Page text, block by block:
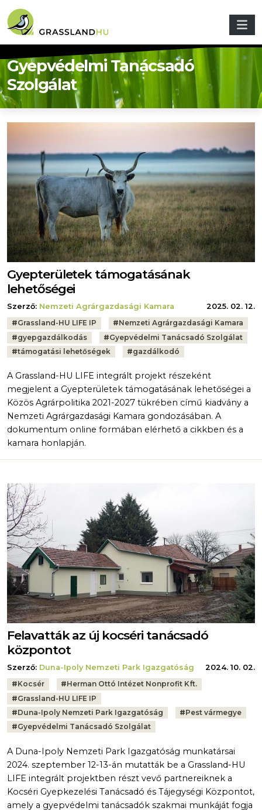
Gyepvédelmi Tanácsadó
Szolgálat
Gyepterületek támogatásának
lehetőségei
Szerző: Nemzeti Agrárgazdasági Kamara
2025. 02. 12.
Tags:
#Grassland-HU LIFE IP #Nemzeti Agrárgazdasági Kamara
#gyepgazdálkodás #Gyepvédelmi Tanácsadó Szolgálat
#támogatási lehetőségek #gazdálkodó
A Grassland-HU LIFE integrált projekt részeként
megjelent a Gyepterületek támogatásának lehetőségei a
Közös Agrárpolitika 2021-2027 tükrében című kiadvány a
Nemzeti Agrárgazdasági Kamara gondozásában. A
dokumentum online formában elérhető a cikkben és a
kamara honlapján.
Felavatták az új kocséri tanácsadó
központot
Szerző: Duna-Ipoly Nemzeti Park Igazgatóság
2024. 10. 02.
Tags:
#Kocsér #Herman Ottó Intézet Nonprofit Kft.
#Grassland-HU LIFE IP
#Duna-Ipoly Nemzeti Park Igazgatóság #Pest vármegye
#Gyepvédelmi Tanácsadó Szolgálat
A Duna-Ipoly Nemzeti Park Igazgatóság munkatársai
2024. szeptember 12-13-án mutatták be a Grassland-HU
LIFE integrált projektben részt vevő partnereiknek a
Kocséri Gyepkezelési Tanácsadó és Tájegységi Központot,
amely a gyepvédelmi tanácsadók szakmai munkáját fogja